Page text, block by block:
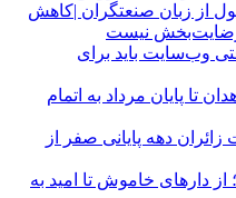
از زبان صنعتگران |کاهش
رضایت‌بخش نیست
وب‌سایت باید برای
تا پایان مرداد به اتمام
دهه پایانی صفر از
دارهای خاموش تا امید به